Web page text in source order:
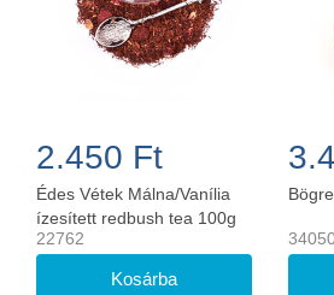
2.450 Ft
Édes Vétek Málna/Vanília
ízesített redbush tea 100g
22762